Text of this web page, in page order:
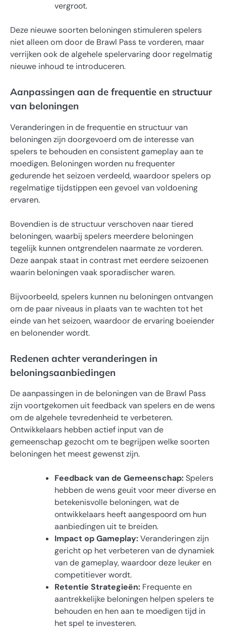
vergroot.
Deze nieuwe soorten beloningen stimuleren spelers
niet alleen om door de Brawl Pass te vorderen, maar
verrijken ook de algehele spelervaring door regelmatig
nieuwe inhoud te introduceren.
Aanpassingen aan de frequentie en structuur
van beloningen
Veranderingen in de frequentie en structuur van
beloningen zijn doorgevoerd om de interesse van
spelers te behouden en consistent gameplay aan te
moedigen. Beloningen worden nu frequenter
gedurende het seizoen verdeeld, waardoor spelers op
regelmatige tijdstippen een gevoel van voldoening
ervaren.
Bovendien is de structuur verschoven naar tiered
beloningen, waarbij spelers meerdere beloningen
tegelijk kunnen ontgrendelen naarmate ze vorderen.
Deze aanpak staat in contrast met eerdere seizoenen
waarin beloningen vaak sporadischer waren.
Bijvoorbeeld, spelers kunnen nu beloningen ontvangen
om de paar niveaus in plaats van te wachten tot het
einde van het seizoen, waardoor de ervaring boeiender
en belonender wordt.
Redenen achter veranderingen in
beloningsaanbiedingen
De aanpassingen in de beloningen van de Brawl Pass
zijn voortgekomen uit feedback van spelers en de wens
om de algehele tevredenheid te verbeteren.
Ontwikkelaars hebben actief input van de
gemeenschap gezocht om te begrijpen welke soorten
beloningen het meest gewenst zijn.
Feedback van de Gemeenschap:Spelers
hebben de wens geuit voor meer diverse en
betekenisvolle beloningen, wat de
ontwikkelaars heeft aangespoord om hun
aanbiedingen uit te breiden.
Impact op Gameplay:Veranderingen zijn
gericht op het verbeteren van de dynamiek
van de gameplay, waardoor deze leuker en
competitiever wordt.
Retentie Strategieën: Frequente en
aantrekkelijke beloningen helpen spelers te
behouden en hen aan te moedigen tijd in
het spel te investeren.